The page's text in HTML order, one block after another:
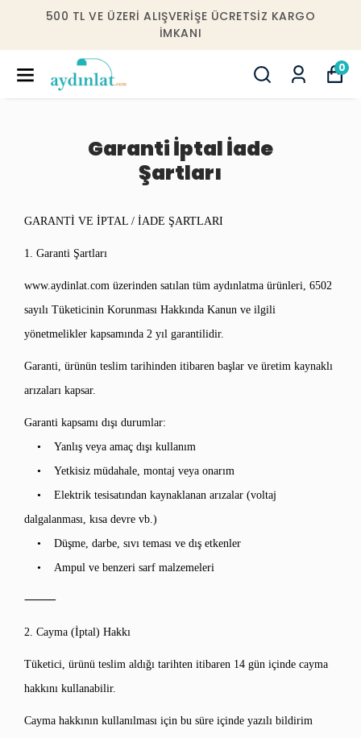
500 TL VE ÜZERI ALIŞVERIŞE ÜCRETSIZ KARGO
IMKANI
0
Garanti İptal İade
Şartları
GARANTİ VE İPTAL / İADE ŞARTLARI
1. Garanti Şartları
www.aydinlat.com üzerinden satılan tüm aydınlatma ürünleri, 6502
sayılı Tüketicinin Korunması Hakkında Kanun ve ilgili
yönetmelikler kapsamında 2 yıl garantilidir.
Garanti, ürünün teslim tarihinden itibaren başlar ve üretim kaynaklı
arızaları kapsar.
Garanti kapsamı dışı durumlar:
• Yanlış veya amaç dışı kullanım
• Yetkisiz müdahale, montaj veya onarım
• Elektrik tesisatından kaynaklanan arızalar (voltaj
dalgalanması, kısa devre vb.)
• Düşme, darbe, sıvı teması ve dış etkenler
• Ampul ve benzeri sarf malzemeleri
⸻
2. Cayma (İptal) Hakkı
Tüketici, ürünü teslim aldığı tarihten itibaren 14 gün içinde cayma
hakkını kullanabilir.
Cayma hakkının kullanılması için bu süre içinde yazılı bildirim